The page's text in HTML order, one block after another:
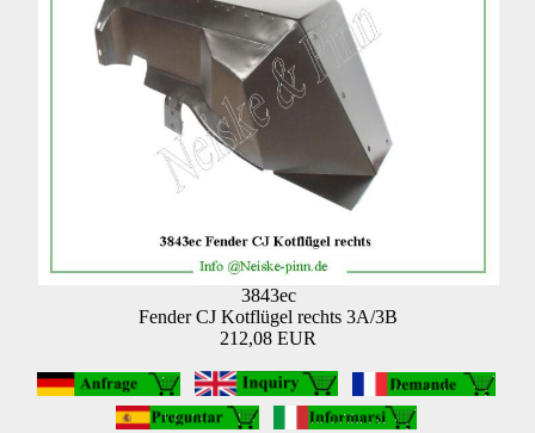
3843ec
Fender CJ Kotflügel rechts 3A/3B
212,08 EUR